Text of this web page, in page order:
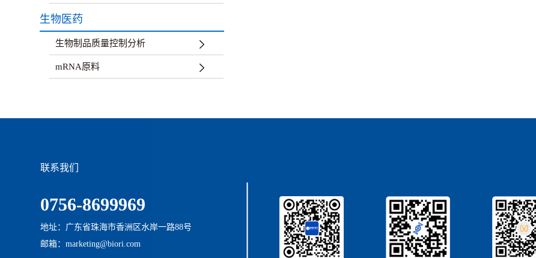
生物医药
生物制品质量控制分析
mRNA原料
联系我们
0756-8699969
地址：广东省珠海市香洲区水岸一路88号
邮箱：marketing@biori.com